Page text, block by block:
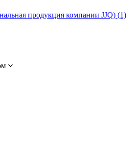
продукция компании JJQ) (1)